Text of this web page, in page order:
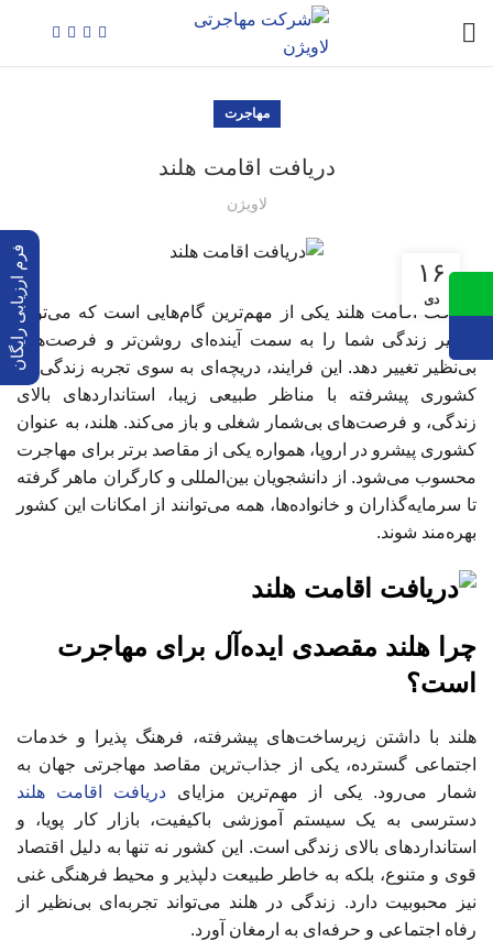
مهاجرت
دریافت اقامت هلند
لاویژن
۱۶
دی
دریافت اقامت هلند یکی از مهم‌ترین گام‌هایی است که می‌تواند
مسیر زندگی شما را به سمت آینده‌ای روشن‌تر و فرصت‌های
بی‌نظیر تغییر دهد. این فرایند، دریچه‌ای به سوی تجربه زندگی در
کشوری پیشرفته با مناظر طبیعی زیبا، استانداردهای بالای
زندگی، و فرصت‌های بی‌شمار شغلی و باز می‌کند. هلند، به عنوان
کشوری پیشرو در اروپا، همواره یکی از مقاصد برتر برای مهاجرت
محسوب می‌شود. از دانشجویان بین‌المللی و کارگران ماهر گرفته
تا سرمایه‌گذاران و خانواده‌ها، همه می‌توانند از امکانات این کشور
بهره‌مند شوند.
چرا هلند مقصدی ایده‌آل برای مهاجرت
است؟
هلند با داشتن زیرساخت‌های پیشرفته، فرهنگ پذیرا و خدمات
اجتماعی گسترده، یکی از جذاب‌ترین مقاصد مهاجرتی جهان به
شمار می‌رود. یکی از مهم‌ترین مزایای دریافت اقامت هلند
دسترسی به یک سیستم آموزشی باکیفیت، بازار کار پویا، و
استانداردهای بالای زندگی است. این کشور نه تنها به دلیل اقتصاد
قوی و متنوع، بلکه به خاطر طبیعت دلپذیر و محیط فرهنگی غنی
نیز محبوبیت دارد. زندگی در هلند می‌تواند تجربه‌ای بی‌نظیر از
رفاه اجتماعی و حرفه‌ای به ارمغان آورد.
فرم ارزیابی رایگان